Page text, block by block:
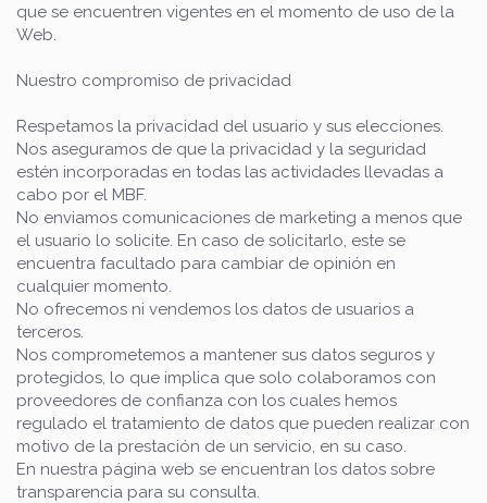
que se encuentren vigentes en el momento de uso de la
Web.
Nuestro compromiso de privacidad
Respetamos la privacidad del usuario y sus elecciones.
Nos aseguramos de que la privacidad y la seguridad
estén incorporadas en todas las actividades llevadas a
cabo por el MBF.
No enviamos comunicaciones de marketing a menos que
el usuario lo solicite. En caso de solicitarlo, este se
encuentra facultado para cambiar de opinión en
cualquier momento.
No ofrecemos ni vendemos los datos de usuarios a
terceros.
Nos comprometemos a mantener sus datos seguros y
protegidos, lo que implica que solo colaboramos con
proveedores de confianza con los cuales hemos
regulado el tratamiento de datos que pueden realizar con
motivo de la prestación de un servicio, en su caso.
En nuestra página web se encuentran los datos sobre
transparencia para su consulta.